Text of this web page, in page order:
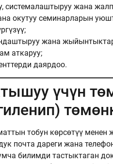
системалаштыруу жана
окутуу семинарларын
жана
аткаруу;
даярдоо.
үчүн
тобун көрсөтүү менен
почта дареги жана
билимди тастыктаган